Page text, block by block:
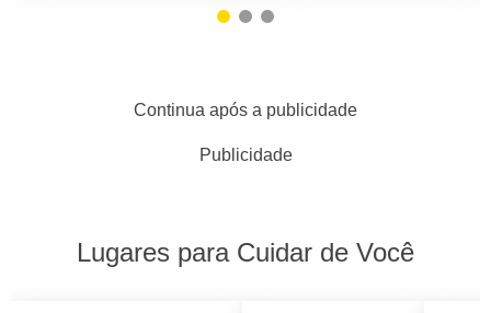
Continua após a publicidade
Publicidade
Lugares para Cuidar de Você